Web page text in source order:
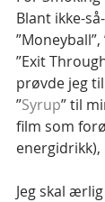
Blant ikke-
”Exit
prøvde jeg
”Syrup” til
film som
Jeg skal